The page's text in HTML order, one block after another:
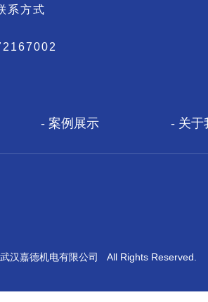
系方式
案例展示 关于
汉嘉德机电有限公司 All Rights Reserved.